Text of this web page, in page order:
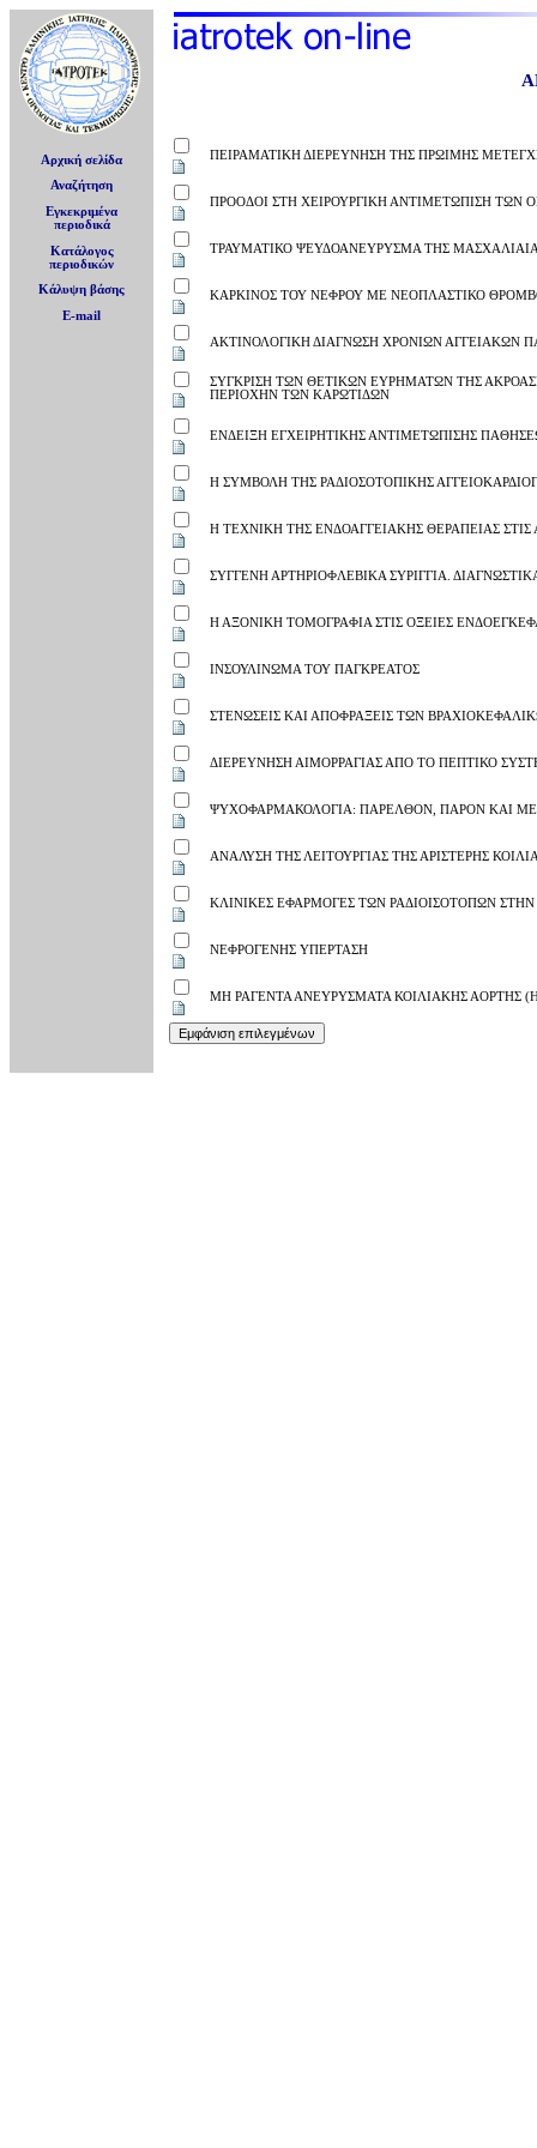
Αρχική σελίδα
Αναζήτηση
Εγκεκριμένα
περιοδικά
Κατάλογος
περιοδικών
Κάλυψη βάσης
E-mail
ΠΕΙΡΑΜΑΤΙΚΗ ΔΙΕΡΕΥΝΗΣΗ ΤΗΣ ΠΡΩΙΜΗΣ
ΠΡΟΟΔΟΙ ΣΤΗ ΧΕΙΡΟΥΡΓΙΚΗ ΑΝΤΙΜΕΤΩΠΙΣΗ ΤΩΝ
ΤΡΑΥΜΑΤΙΚΟ ΨΕΥΔΟΑΝΕΥΡΥΣΜΑ ΤΗΣ
ΚΑΡΚΙΝΟΣ ΤΟΥ ΝΕΦΡΟΥ ΜΕ ΝΕΟΠΛΑΣΤΙΚΟ
ΑΚΤΙΝΟΛΟΓΙΚΗ ΔΙΑΓΝΩΣΗ ΧΡΟΝΙΩΝ ΑΓΓΕΙΑΚΩΝ
ΣΥΓΚΡΙΣΗ ΤΩΝ ΘΕΤΙΚΩΝ ΕΥΡΗΜΑΤΩΝ ΤΗΣ
ΠΕΡΙΟΧΗΝ ΤΩΝ ΚΑΡΩΤΙΔΩΝ
ΕΝΔΕΙΞΗ ΕΓΧΕΙΡΗΤΙΚΗΣ ΑΝΤΙΜΕΤΩΠΙΣΗΣ
Η ΣΥΜΒΟΛΗ ΤΗΣ ΡΑΔΙΟΣΟΤΟΠΙΚΗΣ
Η ΤΕΧΝΙΚΗ ΤΗΣ ΕΝΔΟΑΓΓΕΙΑΚΗΣ ΘΕΡΑΠΕΙΑΣ
ΣΥΓΓΕΝΗ ΑΡΤΗΡΙΟΦΛΕΒΙΚΑ ΣΥΡΙΓΓΙΑ.
Η ΑΞΟΝΙΚΗ ΤΟΜΟΓΡΑΦΙΑ ΣΤΙΣ ΟΞΕΙΕΣ
ΙΝΣΟΥΛΙΝΩΜΑ ΤΟΥ ΠΑΓΚΡΕΑΤΟΣ
ΣΤΕΝΩΣΕΙΣ ΚΑΙ ΑΠΟΦΡΑΞΕΙΣ ΤΩΝ
ΔΙΕΡΕΥΝΗΣΗ ΑΙΜΟΡΡΑΓΙΑΣ ΑΠΟ ΤΟ ΠΕΠΤΙΚΟ
ΨΥΧΟΦΑΡΜΑΚΟΛΟΓΙΑ: ΠΑΡΕΛΘΟΝ, ΠΑΡΟΝ ΚΑΙ
ΑΝΑΛΥΣΗ ΤΗΣ ΛΕΙΤΟΥΡΓΙΑΣ ΤΗΣ ΑΡΙΣΤΕΡΗΣ
ΚΛΙΝΙΚΕΣ ΕΦΑΡΜΟΓΕΣ ΤΩΝ ΡΑΔΙΟΙΣΟΤΟΠΩΝ ΣΤΗΝ
ΝΕΦΡΟΓΕΝΗΣ ΥΠΕΡΤΑΣΗ
ΜΗ ΡΑΓΕΝΤΑ ΑΝΕΥΡΥΣΜΑΤΑ ΚΟΙΛΙΑΚΗΣ ΑΟΡΤΗΣ